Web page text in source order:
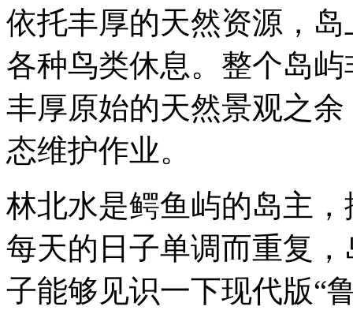
依托丰厚的天然资源，
各种鸟类休息。整个岛
丰厚原始的天然景观之
态维护作业。
林北水是鳄鱼屿的岛主
每天的日子单调而重复
子能够见识一下现代版“